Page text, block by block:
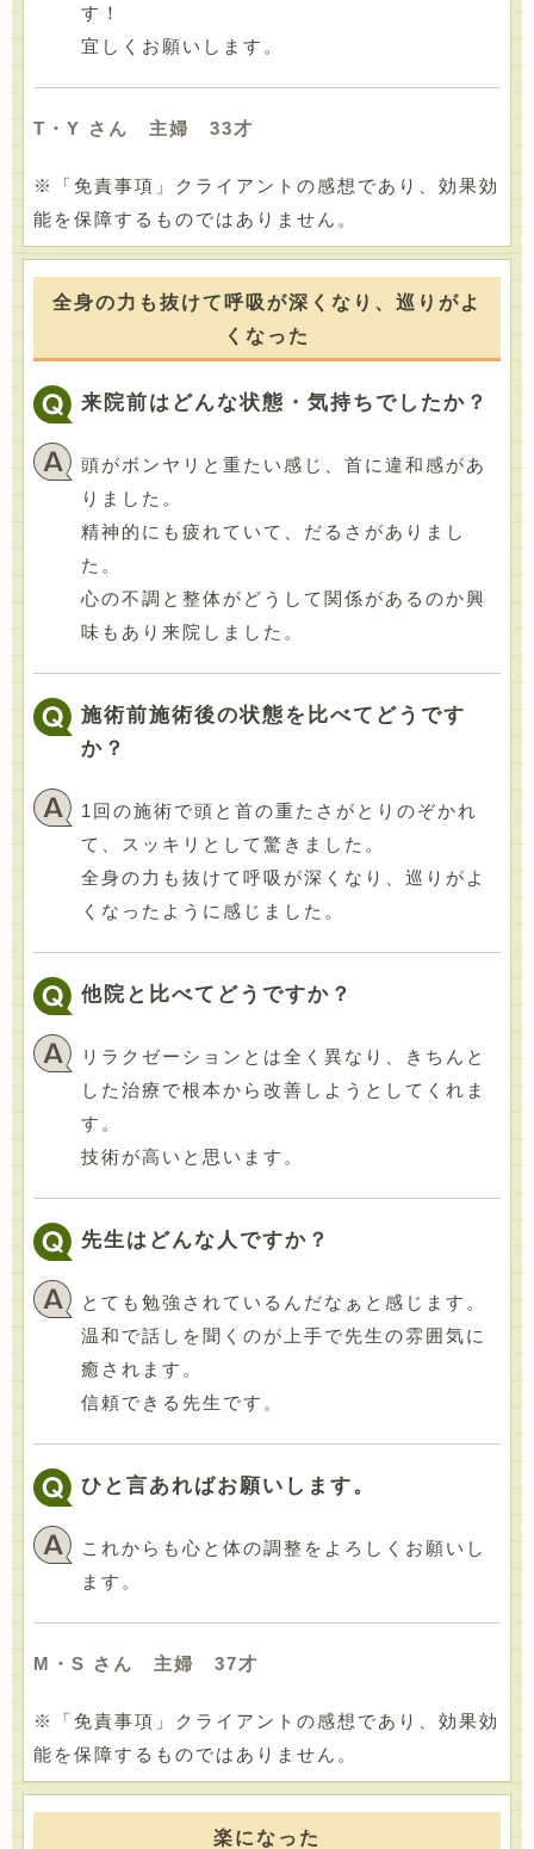
す！
宜しくお願いします。
T・Y さん 主婦 33才
※「免責事項」クライアントの感想であり、効果効
能を保障するものではありません。
全身の力も抜けて呼吸が深くなり、巡りがよ
くなった
来院前はどんな状態・気持ちでしたか？
頭がボンヤリと重たい感じ、首に違和感があ
りました。
精神的にも疲れていて、だるさがありまし
た。
心の不調と整体がどうして関係があるのか興
味もあり来院しました。
施術前施術後の状態を比べてどうです
か？
1回の施術で頭と首の重たさがとりのぞかれ
て、スッキリとして驚きました。
全身の力も抜けて呼吸が深くなり、巡りがよ
くなったように感じました。
他院と比べてどうですか？
リラクゼーションとは全く異なり、きちんと
した治療で根本から改善しようとしてくれま
す。
技術が高いと思います。
先生はどんな人ですか？
とても勉強されているんだなぁと感じます。
温和で話しを聞くのが上手で先生の雰囲気に
癒されます。
信頼できる先生です。
ひと言あればお願いします。
これからも心と体の調整をよろしくお願いし
ます。
M・S さん 主婦 37才
※「免責事項」クライアントの感想であり、効果効
能を保障するものではありません。
楽になった